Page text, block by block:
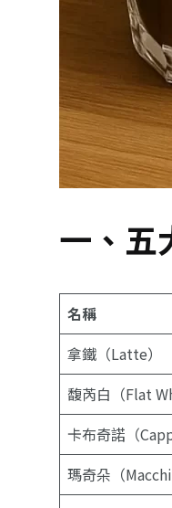
一、五
名稱
拿鐵（Latte）
馥芮白（Flat
卡布奇諾（
瑪奇朵（